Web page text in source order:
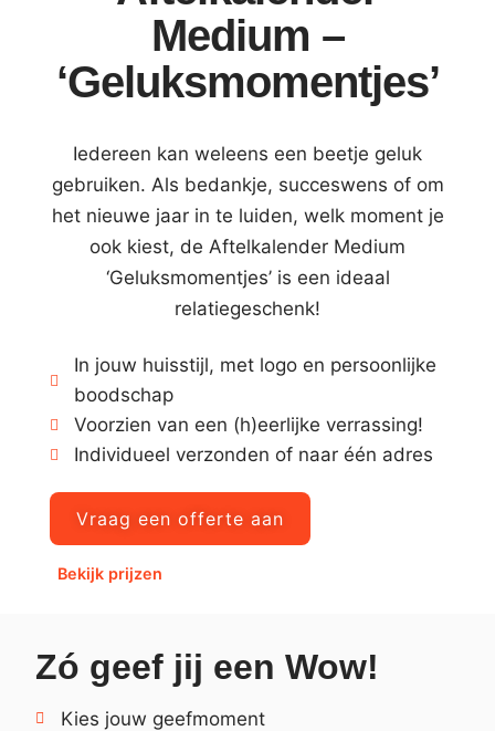
Medium –
‘Geluksmomentjes’
Iedereen kan weleens een beetje geluk
gebruiken. Als bedankje, succeswens of om
het nieuwe jaar in te luiden, welk moment je
ook kiest, de Aftelkalender Medium
‘Geluksmomentjes’ is een ideaal
relatiegeschenk!
In jouw huisstijl, met logo en persoonlijke
boodschap
Voorzien van een (h)eerlijke verrassing!
Individueel verzonden of naar één adres
Vraag een offerte aan
Bekijk prijzen
Zó geef jij een Wow!
Kies jouw geefmoment